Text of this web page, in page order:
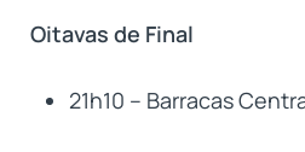
Oitavas de Final
21h10 – Barracas